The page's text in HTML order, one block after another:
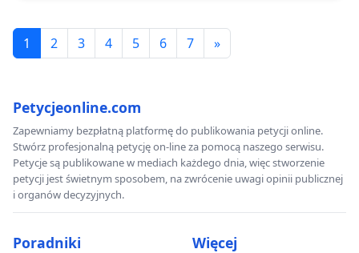
1 2 3 4 5 6 7 »
Petycjeonline.com
Zapewniamy bezpłatną platformę do publikowania petycji online.
Stwórz profesjonalną petycję on-line za pomocą naszego serwisu.
Petycje są publikowane w mediach każdego dnia, więc stworzenie
petycji jest świetnym sposobem, na zwrócenie uwagi opinii publicznej
i organów decyzyjnych.
Poradniki Więcej